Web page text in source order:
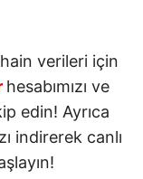
verileri için
hesabımızı ve
edin! Ayrıca
indirerek canlı